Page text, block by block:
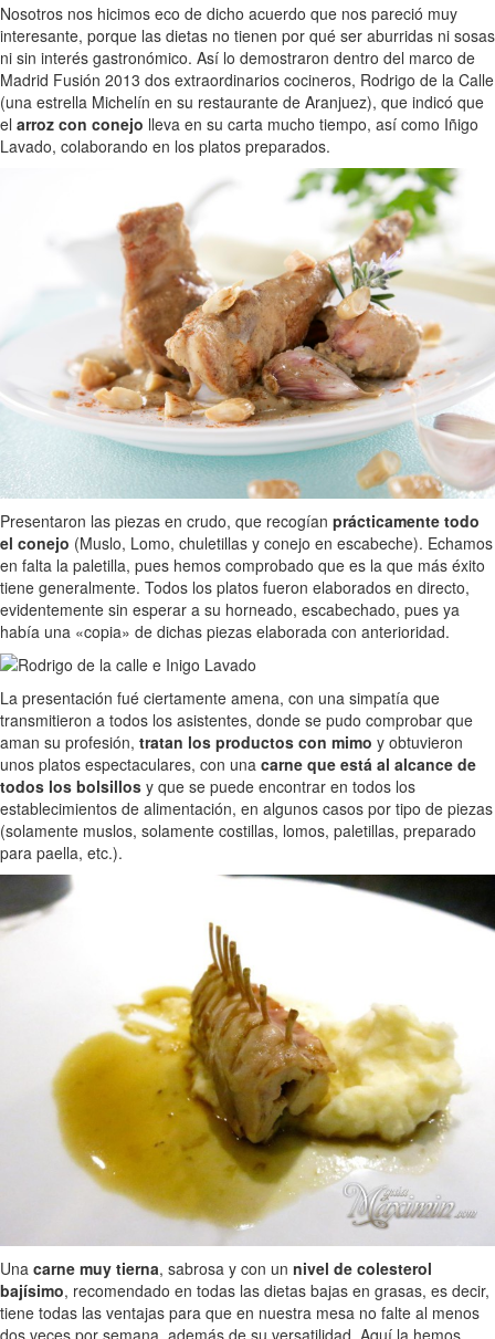
Nosotros nos hicimos eco de dicho acuerdo que nos pareció muy
interesante, porque las dietas no tienen por qué ser aburridas ni sosas
ni sin interés gastronómico. Así lo demostraron dentro del marco de
Madrid Fusión 2013 dos extraordinarios cocineros, Rodrigo de la Calle
(una estrella Michelín en su restaurante de Aranjuez), que indicó que
el arroz con conejo lleva en su carta mucho tiempo, así como Iñigo
Lavado, colaborando en los platos preparados.
Presentaron las piezas en crudo, que recogían prácticamente todo
el conejo (Muslo, Lomo, chuletillas y conejo en escabeche). Echamos
en falta la paletilla, pues hemos comprobado que es la que más éxito
tiene generalmente. Todos los platos fueron elaborados en directo,
evidentemente sin esperar a su horneado, escabechado, pues ya
había una «copia» de dichas piezas elaborada con anterioridad.
La presentación fué ciertamente amena, con una simpatía que
transmitieron a todos los asistentes, donde se pudo comprobar que
aman su profesión, tratan los productos con mimo y obtuvieron
unos platos espectaculares, con una carne que está al alcance de
todos los bolsillos y que se puede encontrar en todos los
establecimientos de alimentación, en algunos casos por tipo de piezas
(solamente muslos, solamente costillas, lomos, paletillas, preparado
para paella, etc.).
Una carne muy tierna, sabrosa y con un nivel de colesterol
bajísimo, recomendado en todas las dietas bajas en grasas, es decir,
tiene todas las ventajas para que en nuestra mesa no falte al menos
dos veces por semana, además de su versatilidad. Aquí la hemos